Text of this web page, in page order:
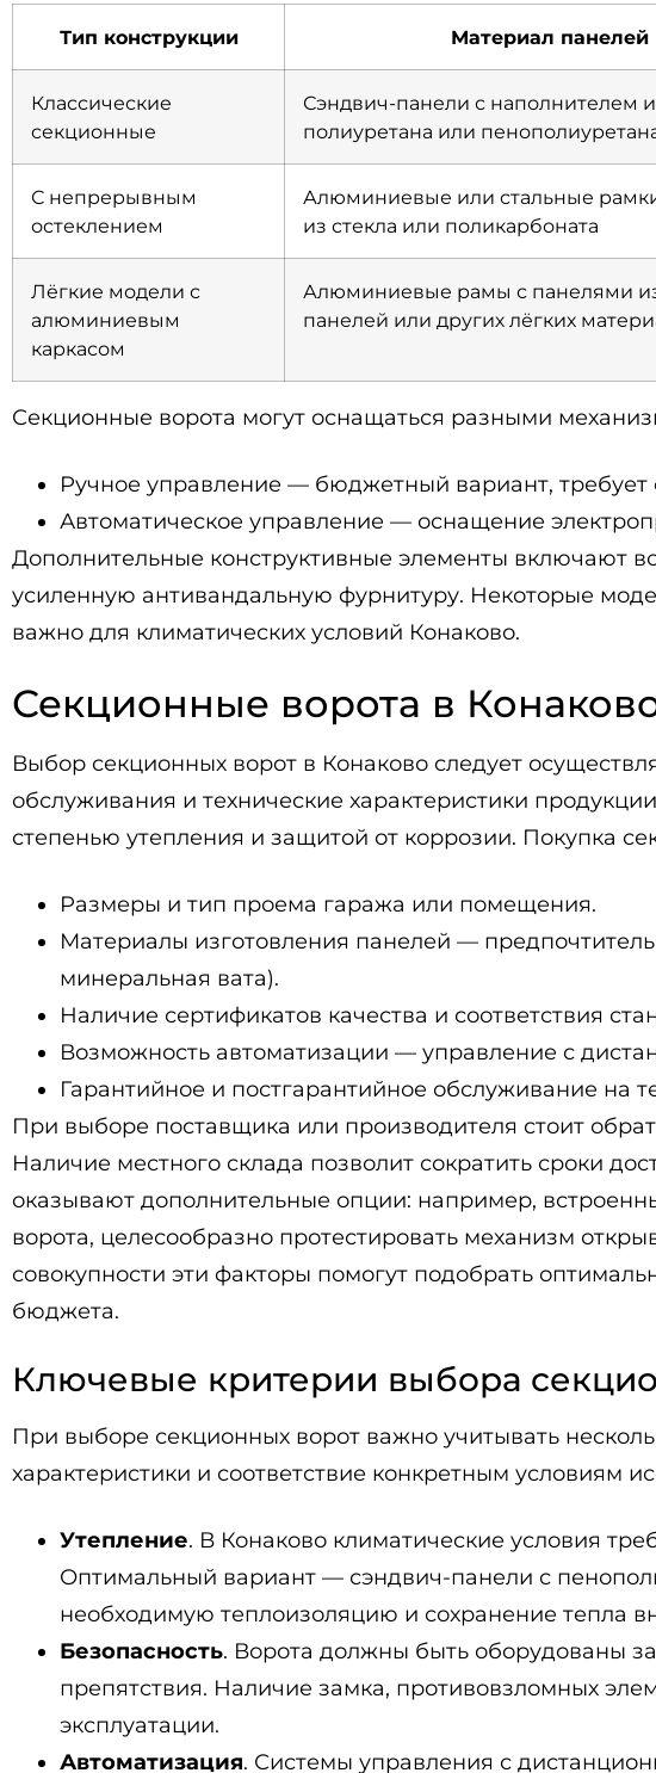
Тип конструкции Материал панелей
Классические
секционные
Сэндвич-панели с наполнителем
полиуретана или
С непрерывным
остеклением
Алюминиевые или стальные
из стекла или поликарбоната
Лёгкие модели с
алюминиевым
каркасом
Алюминиевые рамы с панелями
панелей или других лёгких
Секционные ворота могут оснащаться разными
Ручное управление — бюджетный вариант, требует
Автоматическое управление — оснащение
Дополнительные конструктивные элементы включают
усиленную антивандальную фурнитуру. Некоторые
важно для климатических условий Конаково.
Секционные ворота в
Выбор секционных ворот в Конаково следует
обслуживания и технические характеристики
степенью утепления и защитой от коррозии. Покупка
Размеры и тип проема гаража или помещения.
Материалы изготовления панелей —
минеральная вата).
Наличие сертификатов качества и соответствия
Возможность автоматизации — управление с
Гарантийное и постгарантийное обслуживание на
При выборе поставщика или производителя стоит
Наличие местного склада позволит сократить сроки
оказывают дополнительные опции: например,
ворота, целесообразно протестировать механизм
совокупности эти факторы помогут подобрать
бюджета.
Ключевые критерии выбора
При выборе секционных ворот важно учитывать
характеристики и соответствие конкретным условиям
Утепление. В Конаково климатические условия
Оптимальный вариант — сэндвич-панели с
необходимую теплоизоляцию и сохранение тепла
Безопасность. Ворота должны быть оборудованы
препятствия. Наличие замка, противовзломных
эксплуатации.
Автоматизация. Системы управления с